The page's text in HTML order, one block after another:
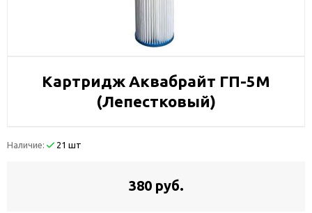
Картридж Аквабрайт ГП-5М
(Лепестковый)
Наличие: 21 шт
380 руб.